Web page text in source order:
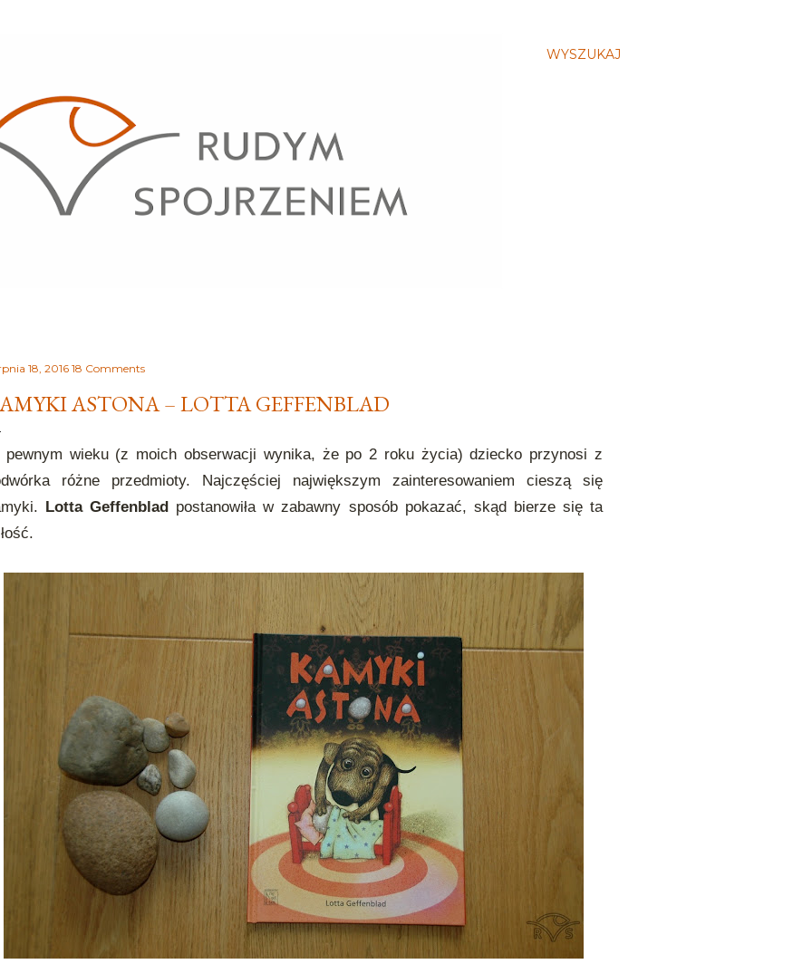
WYSZUKAJ
18, 2016 18 Comments
ASTONA – LOTTA GEFFENBLAD
pewnym wieku (z moich obserwacji wynika, że po 2 roku życia) dziecko przynosi z
różne przedmioty. Najczęściej największym zainteresowaniem cieszą się
Lotta Geffenblad postanowiła w zabawny sposób pokazać, skąd bierze się ta